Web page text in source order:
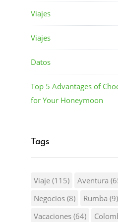
Viajes
Viajes
Datos
Top 5 Advantages of
for Your Honeymoon
Tags
Viaje (115) Aventura
Negocios (8) Rumba (9)
Vacaciones (64)